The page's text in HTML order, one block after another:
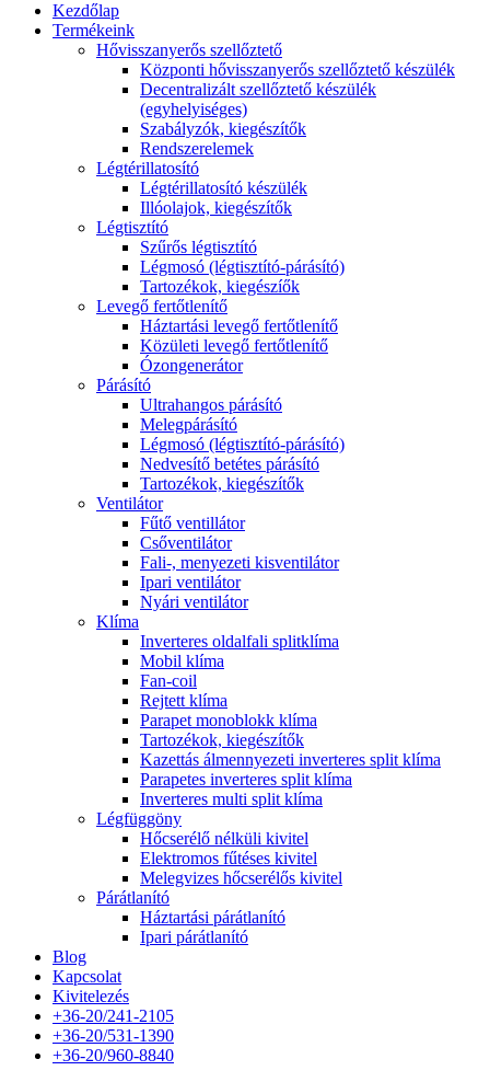
Kezdőlap
Termékeink
Hővisszanyerős szellőztető
Központi hővisszanyerős szellőztető készülék
Decentralizált szellőztető készülék
(egyhelyiséges)
Szabályzók, kiegészítők
Rendszerelemek
Légtérillatosító
Légtérillatosító készülék
Illóolajok, kiegészítők
Légtisztító
Szűrős légtisztító
Légmosó (légtisztító-párásító)
Tartozékok, kiegészíők
Levegő fertőtlenítő
Háztartási levegő fertőtlenítő
Közületi levegő fertőtlenítő
Ózongenerátor
Párásító
Ultrahangos párásító
Melegpárásító
Légmosó (légtisztító-párásító)
Nedvesítő betétes párásító
Tartozékok, kiegészítők
Ventilátor
Fűtő ventillátor
Csőventilátor
Fali-, menyezeti kisventilátor
Ipari ventilátor
Nyári ventilátor
Klíma
Inverteres oldalfali splitklíma
Mobil klíma
Fan-coil
Rejtett klíma
Parapet monoblokk klíma
Tartozékok, kiegészítők
Kazettás álmennyezeti inverteres split klíma
Parapetes inverteres split klíma
Inverteres multi split klíma
Légfüggöny
Hőcserélő nélküli kivitel
Elektromos fűtéses kivitel
Melegvizes hőcserélős kivitel
Párátlanító
Háztartási párátlanító
Ipari párátlanító
Blog
Kapcsolat
Kivitelezés
+36-20/241-2105
+36-20/531-1390
+36-20/960-8840